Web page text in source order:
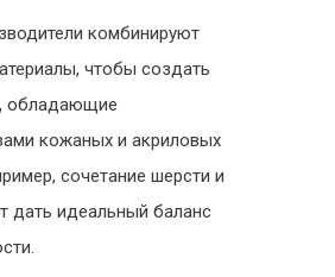
комбинируют
чтобы создать
обладающие
кожаных и акриловых
сочетание шерсти и
дать идеальный баланс